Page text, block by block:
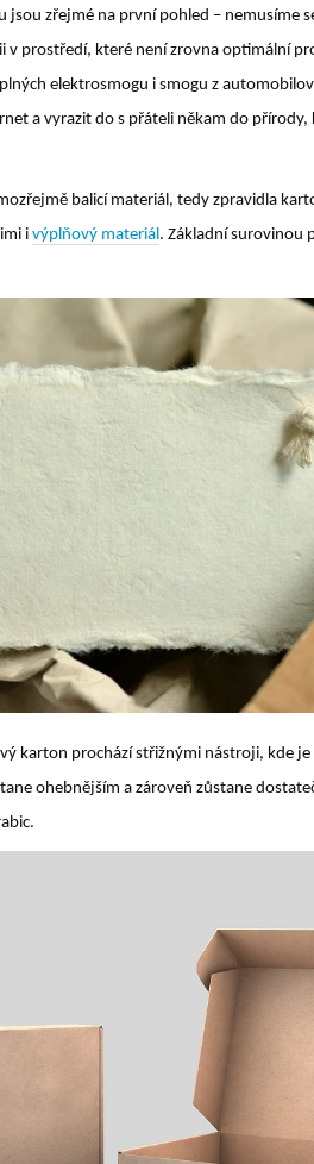
zřejmé na první pohled – nemusíme
v prostředí, které není zrovna optimální
elektrosmogu i smogu z
a vyrazit do s přáteli někam do přírody,
balicí materiál, tedy zpravidla
ivýplňový materiál. Základní surovinou
karton prochází střižnými nástroji, kde
ohebnějším a zároveň zůstane